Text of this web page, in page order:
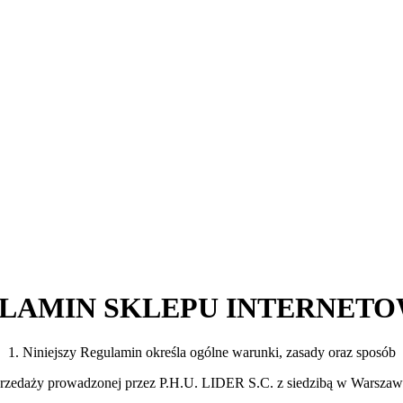
SKLEPU
1. Niniejszy Regulamin określa ogólne warunki, zasady oraz sposób
prowadzonej przez P.H.U. LIDER S.C. z siedzibą w